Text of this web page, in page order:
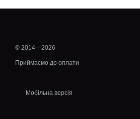
© 2014—2026
Приймаємо до оплати
Мобільна версія